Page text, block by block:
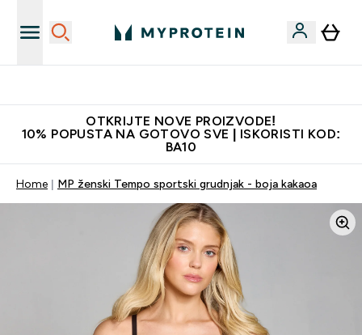
OTKRIJTE NOVE PROIZVODE!
10% POPUSTA NA GOTOVO SVE | ISKORISTI KOD:
BA10
Home MP ženski Tempo sportski grudnjak - boja kakaoa